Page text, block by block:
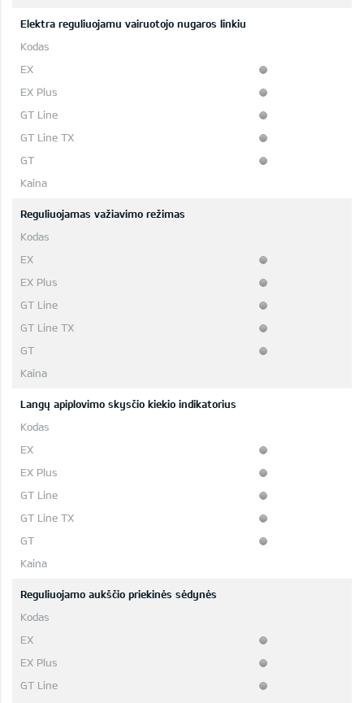
Elektra reguliuojamu vairuotojo nugaros linkiu
Reguliuojamas važiavimo režimas
Langų apiplovimo skysčio kiekio indikatorius
Reguliuojamo aukščio priekinės sėdynės